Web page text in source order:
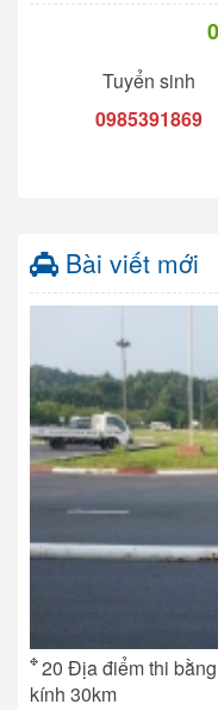
Tuyển sinh
0985391869
Bài viết mới
20 Địa điểm thi
kính 30km